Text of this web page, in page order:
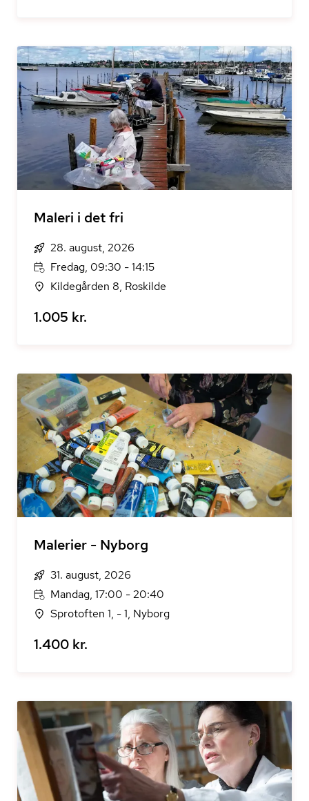
Maleri i det fri
28. august, 2026
Fredag, 09:30 - 14:15
Kildegården 8, Roskilde
1.005 kr.
Malerier - Nyborg
31. august, 2026
Mandag, 17:00 - 20:40
Sprotoften 1, - 1, Nyborg
1.400 kr.